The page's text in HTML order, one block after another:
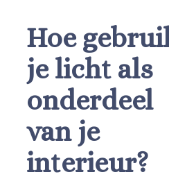
Hoe
je licht als
onderdeel
van je
interieur?